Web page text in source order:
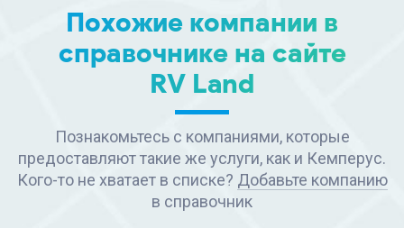
Похожие компании в
справочнике на сайте
RV Land
Познакомьтесь с компаниями, которые
предоставляют такие же услуги, как и Кемперус.
Кого-то не хватает в списке? Добавьте компанию
в справочник